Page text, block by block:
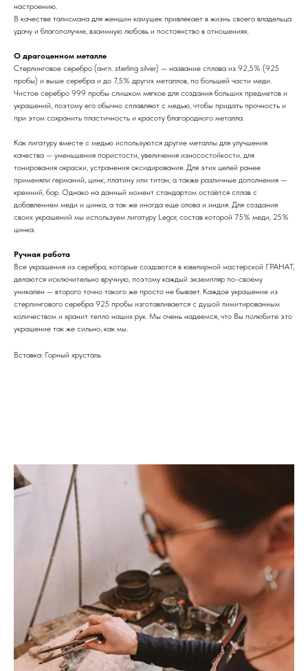
настроению.
В качестве талисмана для женщин камушек привлекает в жизнь своего владельца
удачу и благополучие, взаимную любовь и постоянство в отношениях.
О драгоценном металле
Стерлинговое серебро (англ. sterling silver) — название сплава из 92,5% (925
пробы) и выше серебра и до 7,5% других металлов, по большей части меди.
Чистое серебро 999 пробы слишком мягкое для создания больших предметов и
украшений, поэтому его обычно сплавляют с медью, чтобы придать прочность и
при этом сохранить пластичность и красоту благородного металла.
Как лигатуру вместе с медью используются другие металлы для улучшения
качества — уменьшения пористости, увеличения износостойкости, для
тонирования окраски, устранения оксидирования. Для этих целей ранее
применяли германий, цинк, платину или титан, а также различные дополнения —
кремний, бор. Однако на данный момент стандартом остаётся сплав с
добавлением меди и цинка, а так же иногда еще олова и индия. Для создания
своих украшений мы используем лигатуру Legor, состав которой 75% меди, 25%
цинка.
Ручная работа
Все украшения из серебра, которые создаются в ювелирной мастерской ГРАНАТ,
делаются исключительно вручную, поэтому каждый экземпляр по-своему
уникален — второго точно такого же просто не бывает. Каждое украшение из
стерлингового серебра 925 пробы изготавливается с душой лимитированным
количеством и хранит тепло наших рук. Мы очень надеемся, что Вы полюбите это
украшение так же сильно, как мы.
Вставка: Горный хрусталь